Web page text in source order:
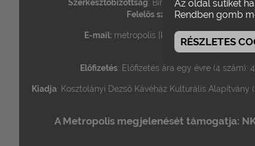
Szerkesztőbizottság: Bíró Yvette / Gelencsér
Felelős szerkesztő : Vajdovich
E-mail:metropolis [kukac] metropolis.org.hu
Előfizetés: Előfizetés ára egy évre (4
Kiadja: Kosztolányi Dezső Kávéház Kulturális Alapítvány
A Metropolis megjelenését támogatja:
Az oldal sütiket
Rendben gomb
RÉSZLETES